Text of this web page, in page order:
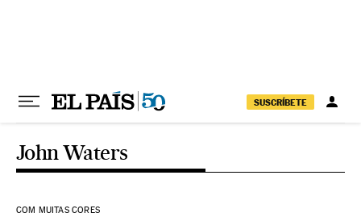
SUSCRÍBETE
John Waters
COM MUITAS CORES